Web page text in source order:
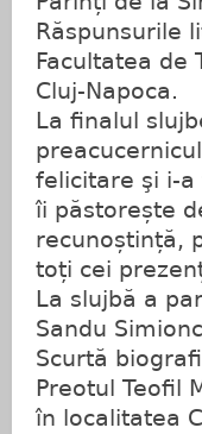
Răspunsurile
Facultatea de
Cluj-Napoca.
La finalul
felicitare şi i-
îi păstorește
recunoștință,
toți cei
La slujbă a
Sandu
Scurtă
Preotul Teofil
în localitatea